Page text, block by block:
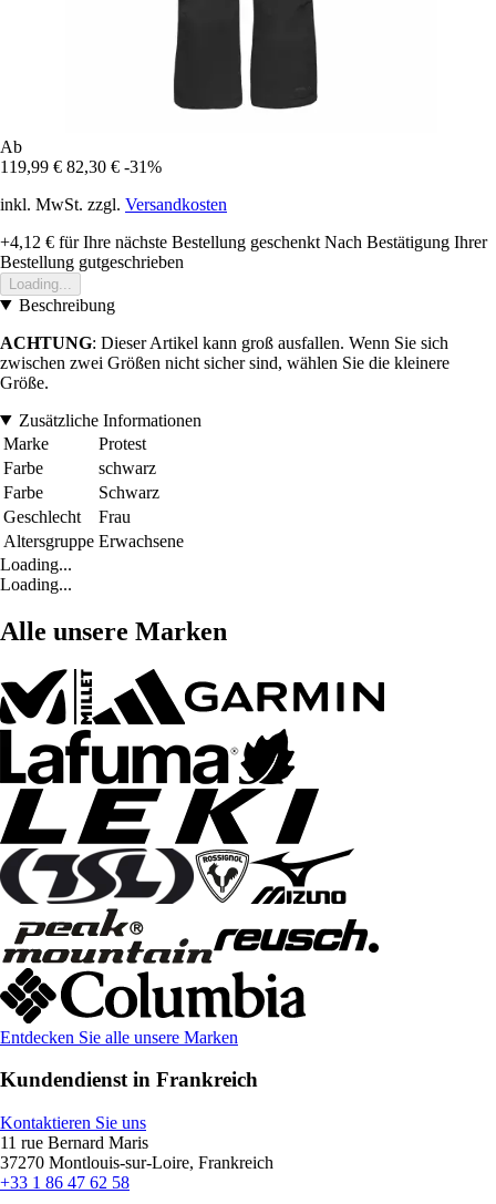
Ab
119,99 € 82,30 € -31%
inkl. MwSt. zzgl. Versandkosten
+4,12 € für Ihre nächste Bestellung geschenkt Nach Bestätigung Ihrer
Bestellung gutgeschrieben
Loading...
Beschreibung
ACHTUNG: Dieser Artikel kann groß ausfallen. Wenn Sie sich
zwischen zwei Größen nicht sicher sind, wählen Sie die kleinere
Größe.
Zusätzliche Informationen
Marke
Protest
Farbe
schwarz
Farbe
Schwarz
Geschlecht
Frau
Altersgruppe Erwachsene
Loading...
Loading...
Alle unsere Marken
Entdecken Sie alle unsere Marken
Kundendienst in Frankreich
Kontaktieren Sie uns
11 rue Bernard Maris
37270 Montlouis-sur-Loire, Frankreich
+33 1 86 47 62 58